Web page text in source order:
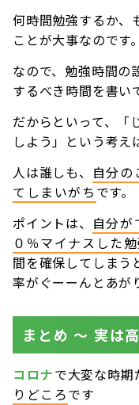
何時間勉強するか、
ことが大事なのです。
なので、勉強時間の
するべき時間を書い
だからといって、「
しよう」という考え
人は誰しも、 自分の
てしまいがち です。
ポイントは、 自分が
０％マイナスした
間を確保してしまう
率がぐーーんとあが
まとめ 〜 実は
コロナで大変な時期
りどころです